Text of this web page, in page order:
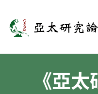
亞太研究論
《亞